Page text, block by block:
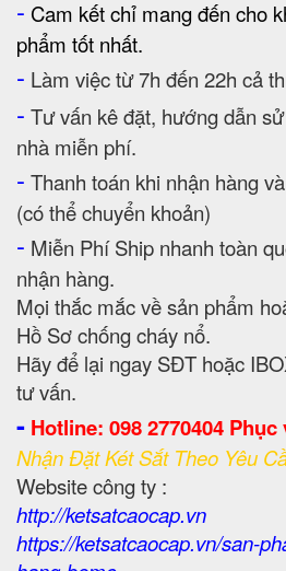
- Cam kết chỉ mang đến cho
phẩm tốt nhất.
- Làm việc từ 7h đến 22h cả
- Tư vấn kê đặt, hướng dẫn
nhà miễn phí.
- Thanh toán khi nhận hàng
(có thể chuyển khoản)
- Miễn Phí Ship nhanh toàn
nhận hàng.
Mọi thắc mắc về sản phẩm
Hồ Sơ chống cháy nổ.
Hãy để lại ngay SĐT hoặc
tư vấn.
- Hotline: 098 2770404 Phục
Nhận Đặt Két Sắt Theo Yêu
Website công ty :
http://ketsatcaocap.vn
https://ketsatcaocap.vn/san-